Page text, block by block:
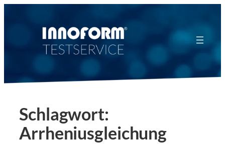
Schlagwort:
Arrheniusgleichung